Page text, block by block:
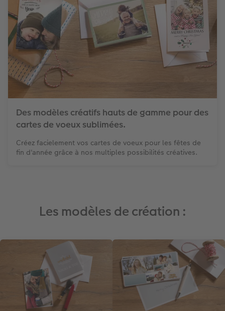
Des modèles créatifs hauts de gamme pour des
cartes de voeux sublimées.
Créez facielement vos cartes de voeux pour les fêtes de
fin d'année grâce à nos multiples possibilités créatives.
Les modèles de création :